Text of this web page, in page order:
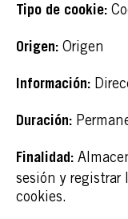
Tipo de cookie:
Origen: Origen
Información:
Duración:
Finalidad:
sesión y
cookies.